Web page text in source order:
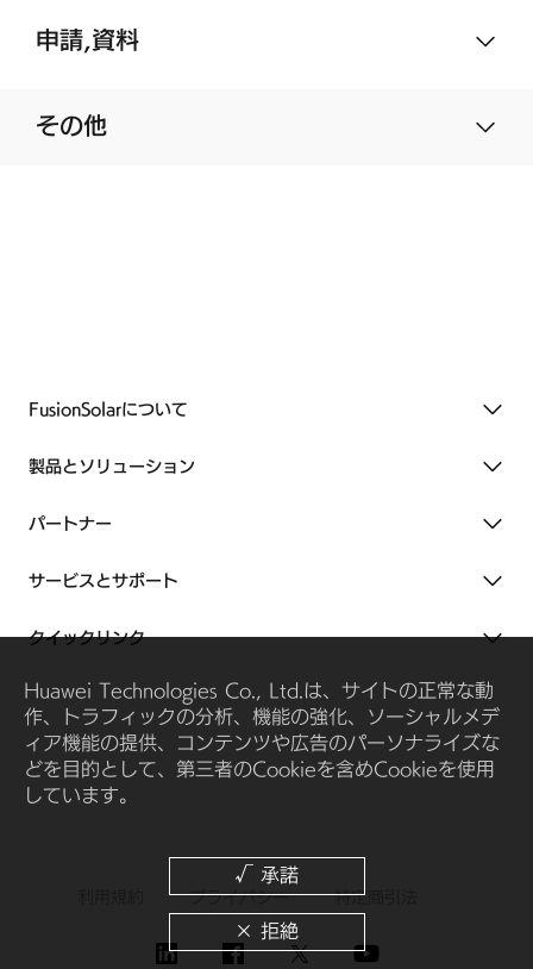
申請,資料
その他
FusionSolarについて
製品とソリューション
パートナー
サービスとサポート
クイックリンク
プライバシー 特定商引法
Huawei Technologies Co., Ltd.は、サイトの正常な動
作、トラフィックの分析、機能の強化、ソーシャルメデ
ィア機能の提供、コンテンツや広告のパーソナライズな
どを目的として、第三者のCookieを含めCookieを使用
しています。